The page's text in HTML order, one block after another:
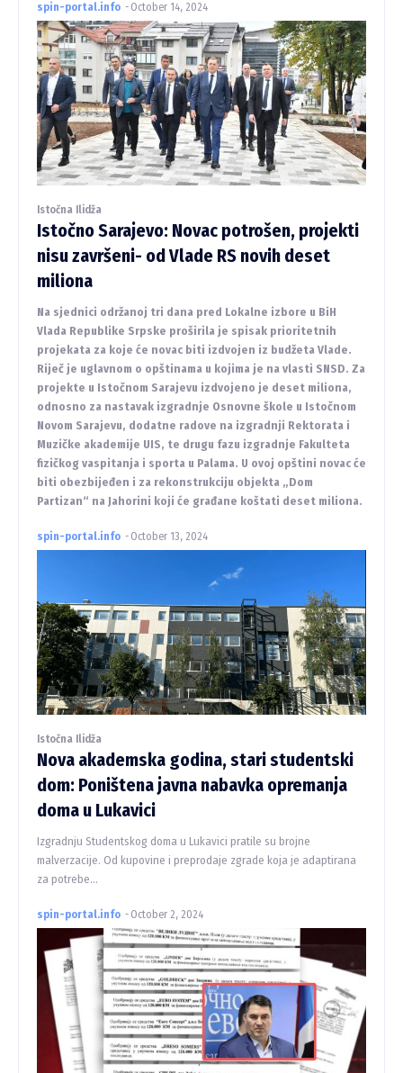
spin-portal.info - October 14, 2024
Istočna Ilidža
Istočno Sarajevo: Novac potrošen, projekti
nisu završeni- od Vlade RS novih deset
miliona
Na sjednici održanoj tri dana pred Lokalne izbore u BiH
Vlada Republike Srpske proširila je spisak prioritetnih
projekata za koje će novac biti izdvojen iz budžeta Vlade.
Riječ je uglavnom o opštinama u kojima je na vlasti SNSD. Za
projekte u Istočnom Sarajevu izdvojeno je deset miliona,
odnosno za nastavak izgradnje Osnovne škole u Istočnom
Novom Sarajevu, dodatne radove na izgradnji Rektorata i
Muzičke akademije UIS, te drugu fazu izgradnje Fakulteta
fizičkog vaspitanja i sporta u Palama. U ovoj opštini novac će
biti obezbijeđen i za rekonstrukciju objekta „Dom
Partizan“ na Jahorini koji će građane koštati deset miliona.
spin-portal.info - October 13, 2024
Istočna Ilidža
Nova akademska godina, stari studentski
dom: Poništena javna nabavka opremanja
doma u Lukavici
Izgradnju Studentskog doma u Lukavici pratile su brojne
malverzacije. Od kupovine i preprodaje zgrade koja je adaptirana
za potrebe...
spin-portal.info - October 2, 2024